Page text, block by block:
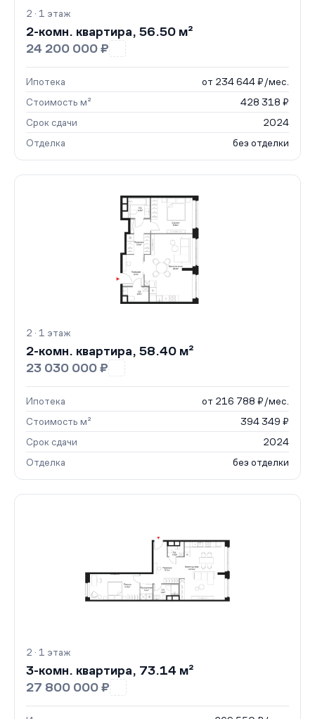
2 · 1 этаж
2-комн. квартира, 56.50 м²
24 200 000 ₽
Ипотека
от 234 644 ₽/мес.
Стоимость м²
428 318 ₽
Срок сдачи
2024
Отделка
без отделки
2 · 1 этаж
2-комн. квартира, 58.40 м²
23 030 000 ₽
Ипотека
от 216 788 ₽/мес.
Стоимость м²
394 349 ₽
Срок сдачи
2024
Отделка
без отделки
2 · 1 этаж
3-комн. квартира, 73.14 м²
27 800 000 ₽